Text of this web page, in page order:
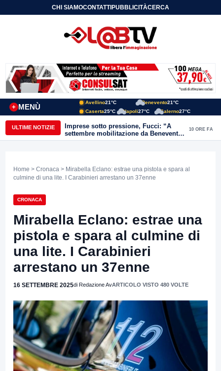
CHI SIAMOCONTATTIPUBBLICITÀCERCA
MENÙ
+
Avellino21°C Benevento21°C
Caserta25°C Napoli27°C Salerno27°C
ULTIME NOTIZIE
Imprese sotto pressione, Fucci: “A
settembre mobilitazione da Benevento
e Avellino”
10 ORE FA
Home > Cronaca > Mirabella Eclano: estrae una pistola e spara al
culmine di una lite. I Carabinieri arrestano un 37enne
CRONACA
Mirabella Eclano: estrae una
pistola e spara al culmine di
una lite. I Carabinieri
arrestano un 37enne
16 SETTEMBRE 2025di Redazione AvARTICOLO VISTO 480 VOLTE